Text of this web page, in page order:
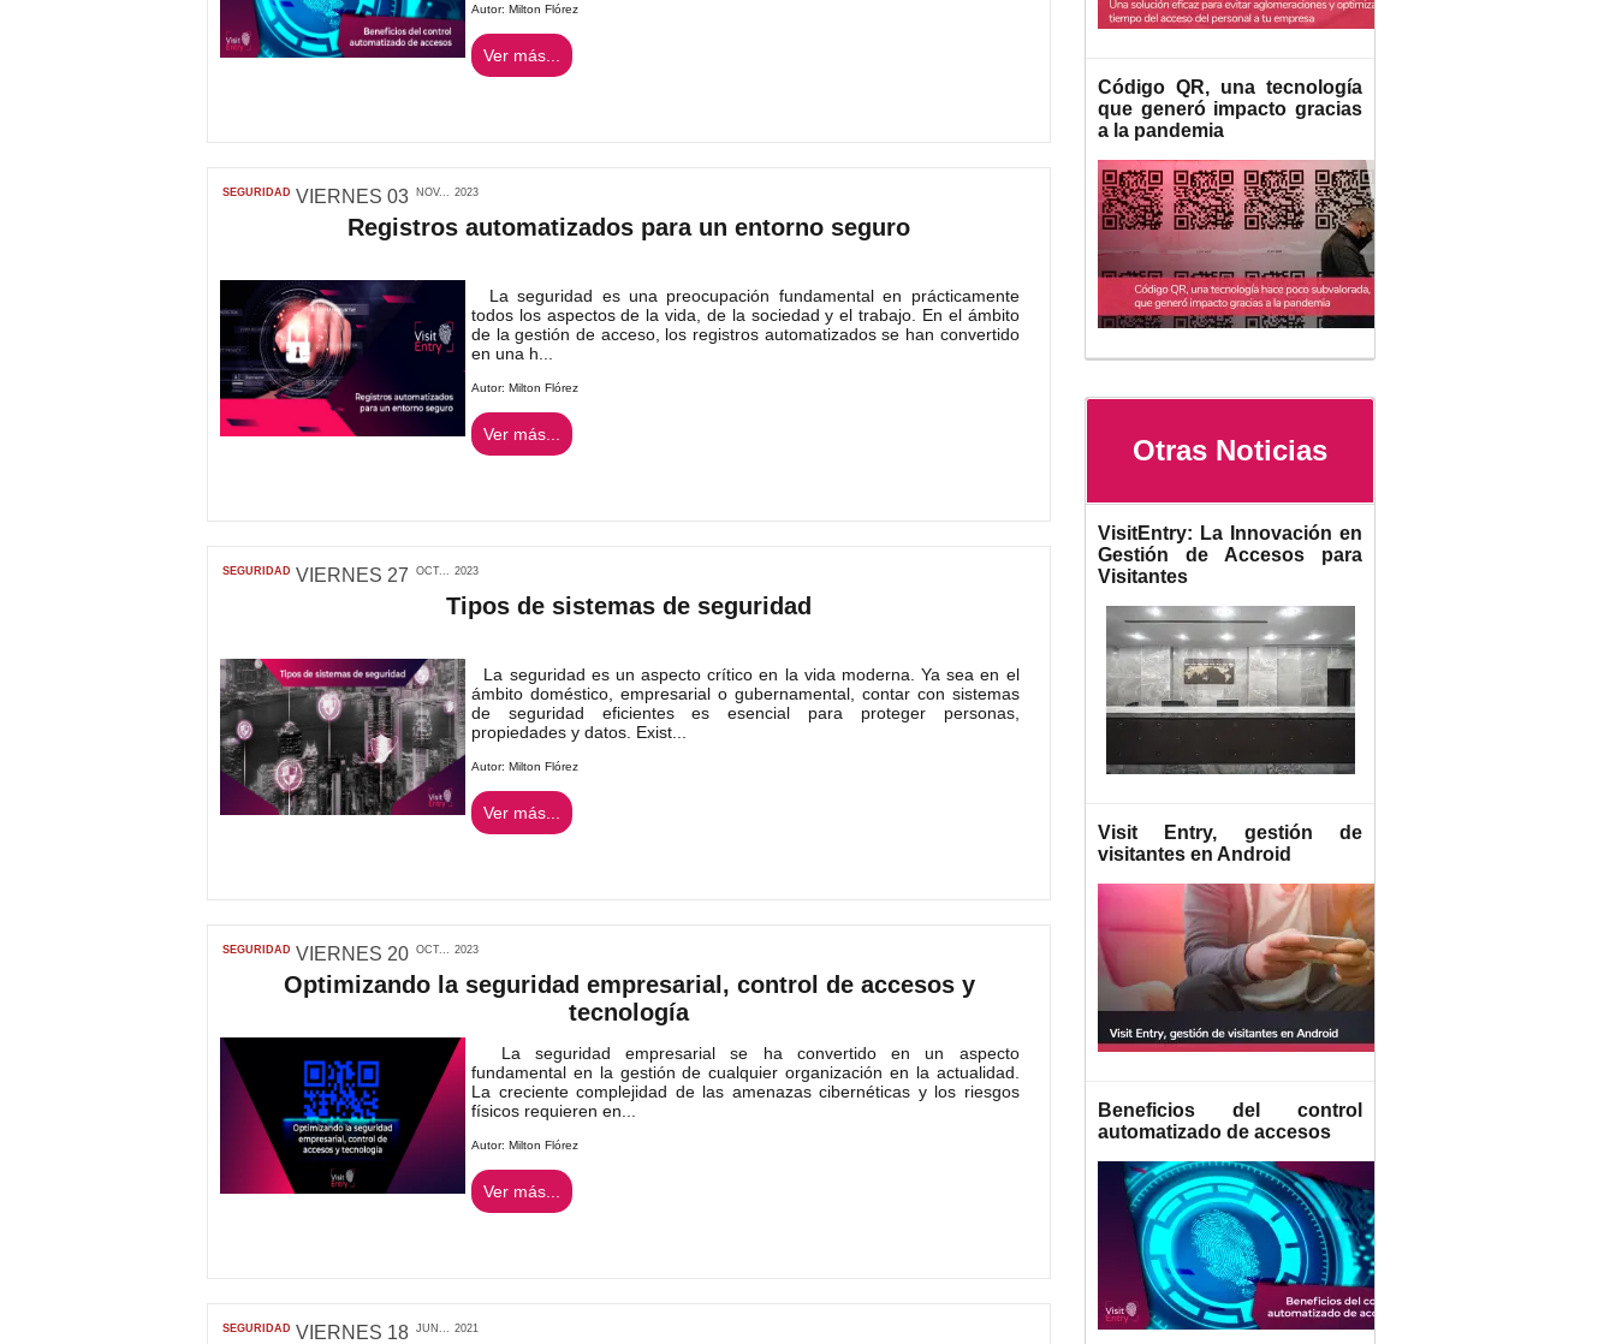
Autor: Milton Flórez
Ver más...
SEGURIDAD VIERNES 03 NOV... 2023
Registros automatizados para un entorno seguro
La seguridad es una preocupación fundamental en prácticamente
todos los aspectos de la vida, de la sociedad y el trabajo. En el ámbito
de la gestión de acceso, los registros automatizados se han convertido
en una h...
Autor: Milton Flórez
Ver más...
SEGURIDAD VIERNES 27 OCT... 2023
Tipos de sistemas de seguridad
La seguridad es un aspecto crítico en la vida moderna. Ya sea en el
ámbito doméstico, empresarial o gubernamental, contar con sistemas
de seguridad eficientes es esencial para proteger personas,
propiedades y datos. Exist...
Autor: Milton Flórez
Ver más...
SEGURIDAD VIERNES 20 OCT... 2023
Optimizando la seguridad empresarial, control de accesos y
tecnología
La seguridad empresarial se ha convertido en un aspecto
fundamental en la gestión de cualquier organización en la actualidad.
La creciente complejidad de las amenazas cibernéticas y los riesgos
físicos requieren en...
Autor: Milton Flórez
Ver más...
SEGURIDAD VIERNES 18 JUN... 2021
Código QR, una tecnología
que generó impacto gracias
a la pandemia
Otras Noticias
VisitEntry: La Innovación en
Gestión de Accesos para
Visitantes
Visit Entry, gestión de
visitantes en Android
Beneficios del control
automatizado de accesos